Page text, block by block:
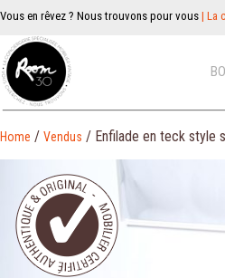
Vous en rêvez ? Nous trouvons pour vous | La
Home / Vendus / Enfilade en teck style